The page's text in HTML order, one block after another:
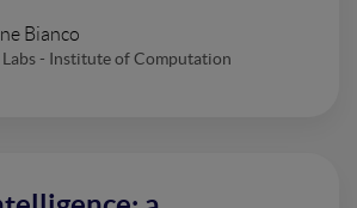
Bianco
- Institute of Computation